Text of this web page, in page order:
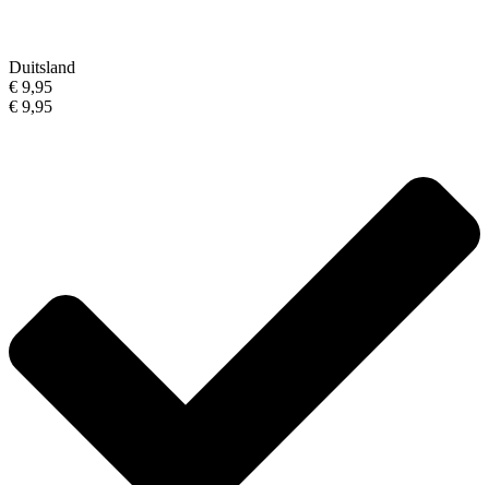
Duitsland
€ 9,95
€ 9,95